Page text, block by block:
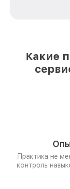
Какие
Практика не
контроль